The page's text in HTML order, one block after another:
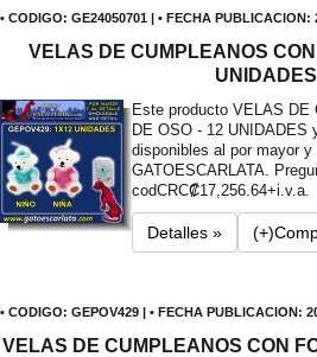
• CODIGO: GE24050701 | • FECHA PUBLICACION:
VELAS DE CUMPLEANOS
UNIDADES
Este producto VELAS DE
DE OSO - 12 UNIDADES
disponibles al por mayor y
GATOESCARLATA.
codCRC₡17,256.64+i.v.a.
Detalles »
• CODIGO: GEPOV429 | • FECHA PUBLICACION:
VELAS DE CUMPLEANOS CON